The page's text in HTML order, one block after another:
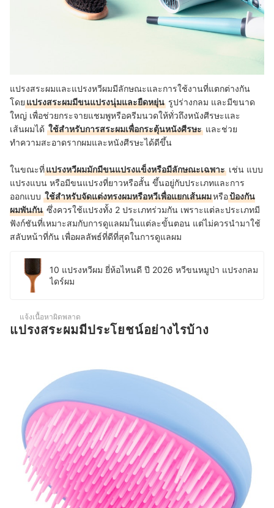
แปรงสระผมและแปรงหวีผมมีลักษณะและการใช้งานที่แตกต่างกัน
โดยแปรงสระผมมีขนแปรงนุ่มและยืดหยุ่น รูปร่างกลม และมีขนาด
ใหญ่ เพื่อช่วยกระจายแชมพูหรือครีมนวดให้ทั่วถึงหนังศีรษะและ
เส้นผมได้ ใช้สำหรับการสระผมเพื่อกระตุ้นหนังศีรษะ และช่วย
ทำความสะอาดรากผมและหนังศีรษะได้ดีขึ้น
ในขณะที่แปรงหวีผมมักมีขนแปรงแข็งหรือมีลักษณะเฉพาะ เช่น แบบ
แปรงแบน หรือมีขนแปรงที่ยาวหรือสั้น ขึ้นอยู่กับประเภทและการ
ออกแบบ ใช้สำหรับจัดแต่งทรงผมหรือหวีเพื่อแยกเส้นผมหรือป้องกัน
ผมพันกัน ซึ่งควรใช้แปรงทั้ง 2 ประเภทร่วมกัน เพราะแต่ละประเภทมี
ฟังก์ชันที่เหมาะสมกับการดูแลผมในแต่ละขั้นตอน แต่ไม่ควรนำมาใช้
สลับหน้าที่กัน เพื่อผลลัพธ์ที่ดีที่สุดในการดูแลผม
10 แปรงหวีผม ยี่ห้อไหนดี ปี 2026 หวีขนหมูป่า แปรงกลม
ไดร์ผม
แจ้งเนื้อหาผิดพลาด
แปรงสระผมมีประโยชน์อย่างไรบ้าง